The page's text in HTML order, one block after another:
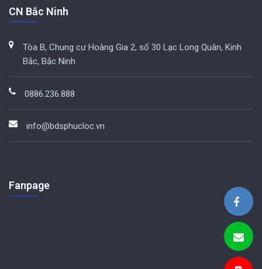
CN Bắc Ninh
Tòa B, Chung cư Hoàng Gia 2, số 30 Lạc Long Quân, Kinh
Bắc, Bắc Ninh
0886.236.888
info@bdsphucloc.vn
Fanpage